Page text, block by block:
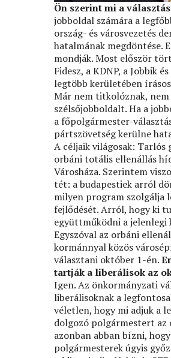
Ön szerint mi a
jobboldal számára a
ország- és városvezetés
hatalmának megdöntése.
mondják. Most először
Fidesz, a KDNP, a Jobbik
legtöbb kerületében
Már nem titkolóznak, nem
szélsőjobboldalt. Ha a
a főpolgármester-
pártszövetség kerülne
A céljaik világosak: Tarlós
orbáni totális ellenállás
Városháza. Szerintem
tét: a budapestiek arról
milyen program szolgálja
fejlődését. Arról, hogy ki
együttműködni a jelenlegi
Egyszóval az orbáni
kormánnyal közös
választani október 1-én.
tartják a liberálisok az
Igen. Az önkormányzati
liberálisoknak a
véletlen, hogy mi adjuk a
dolgozó polgármestert az
azonban abban bízni,
polgármesterek úgyis